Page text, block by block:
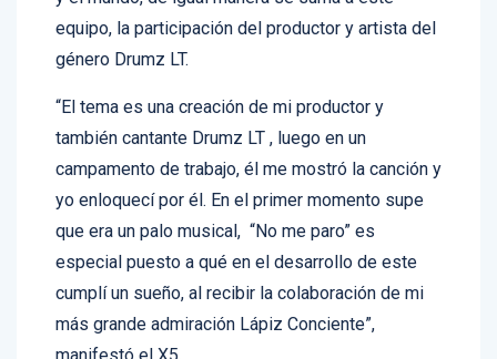
y el mundo, de igual manera se suma a este
equipo, la participación del productor y artista del
“El tema es una creación de mi productor y
también cantante Drumz LT , luego en un
campamento de trabajo, él me mostró la canción y
yo enloquecí por él. En el primer momento supe
que era un palo musical, “No me paro” es
especial puesto a qué en el desarrollo de este
cumplí un sueño, al recibir la colaboración de mi
más grande admiración Lápiz Conciente”,